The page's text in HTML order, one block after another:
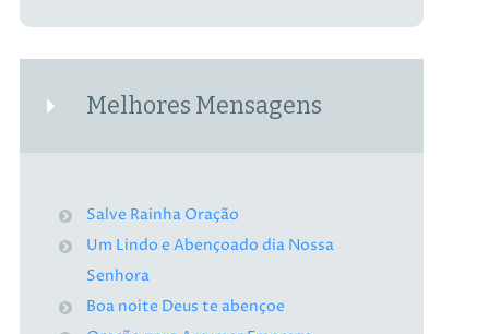
Melhores Mensagens
Salve Rainha Oração
Um Lindo e Abençoado dia Nossa
Senhora
Boa noite Deus te abençoe